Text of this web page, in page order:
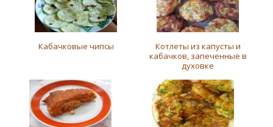
Кабачковые чипсы
Котлеты из капусты и
кабачков, запеченные в
духовке